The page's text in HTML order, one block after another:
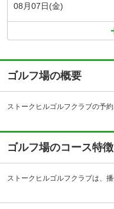
08月07日(金)
ゴルフ場の概要
ゴルフ場のコース特徴